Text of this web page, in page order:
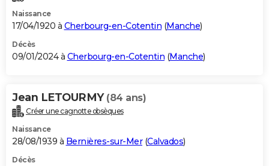
Naissance
17/04/1920 à Cherbourg-en-Cotentin (Manche)
Décès
09/01/2024 à Cherbourg-en-Cotentin (Manche)
Jean LETOURMY (84 ans)
Créer une cagnotte obsèques
Naissance
28/08/1939 à Bernières-sur-Mer(Calvados)
Décès